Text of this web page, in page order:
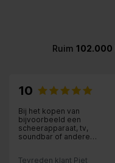
Ruim 102.000
10
Bij het kopen van
bijvoorbeeld een
scheerapparaat, tv,
soundbar of andere
Tevreden klant Piet